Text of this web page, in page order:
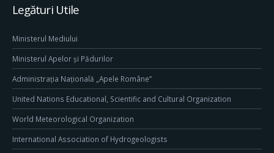
Legături Utile
Ministerul Mediului
Ministerul Apelor și Pădurilor
Administrația Națională „Apele Române”
United Nations Educational, Scientific and Cultural Organization
World Meteorological Organization
International Association of Hydrogeologists